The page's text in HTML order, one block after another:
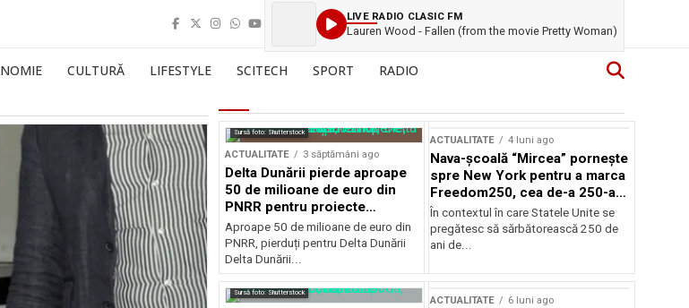
LIVE RADIO CLASIC FM
Lauren Wood - Fallen (from the movie Pretty Woman)
CULTURĂ LIFESTYLE SCITECH SPORT RADIO
Sursă foto: Shutterstock
ACTUALITATE 3 săptămâni ago
Delta Dunării pierde aproape
50 de milioane de euro din
PNRR pentru proiecte
esențiale
Aproape 50 de milioane de euro din
PNRR, pierduți pentru Delta Dunării
Delta Dunării...
ACTUALITATE 4 luni ago
Nava-școală “Mircea” pornește
spre New York pentru a marca
Freedom250, cea de-a 250-a
aniversare a Statelor Unite
În contextul în care Statele Unite se
pregătesc să sărbătorească 250 de
ani de...
Sursă foto: Shutterstock
ACTUALITATE 6 luni ago